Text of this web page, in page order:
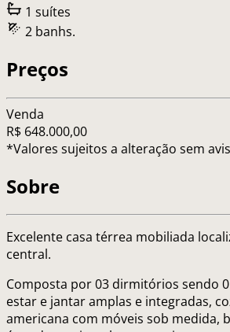
1 suítes
2 banhs.
Preços
Venda
R$ 648.000,00
*Valores sujeitos a alteração sem
Sobre
Excelente casa térrea mobiliada
central.
Composta por 03 dirmitórios sendo
estar e jantar amplas e integradas,
americana com móveis sob medida,